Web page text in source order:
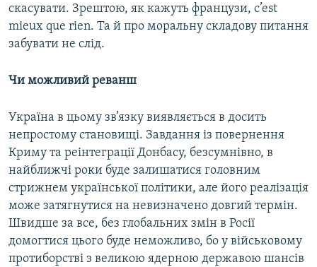
скасувати. Зрештою, як кажуть французи, c’est
mieux que rien. Та й про моральну складову питання
забувати не слід.
Чи можливий реванш
Україна в цьому зв’язку виявляється в досить
непростому становищі. Завдання із повернення
Криму та реінтеграції Донбасу, безсумнівно, в
найближчі роки буде залишатися головним
стрижнем української політики, але його реалізація
може затягнутися на невизначено довгий термін.
Швидше за все, без глобальних змін в Росії
домогтися цього буде неможливо, бо у військовому
протиборстві з великою ядерною державою шансів